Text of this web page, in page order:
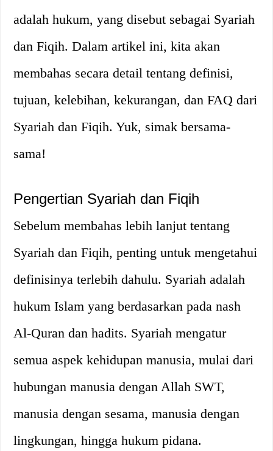
adalah hukum, yang disebut sebagai Syariah
dan Fiqih. Dalam artikel ini, kita akan
membahas secara detail tentang definisi,
tujuan, kelebihan, kekurangan, dan FAQ dari
Syariah dan Fiqih. Yuk, simak bersama-
sama!
Pengertian Syariah dan Fiqih
Sebelum membahas lebih lanjut tentang
Syariah dan Fiqih, penting untuk mengetahui
definisinya terlebih dahulu. Syariah adalah
hukum Islam yang berdasarkan pada nash
Al-Quran dan hadits. Syariah mengatur
semua aspek kehidupan manusia, mulai dari
hubungan manusia dengan Allah SWT,
manusia dengan sesama, manusia dengan
lingkungan, hingga hukum pidana.